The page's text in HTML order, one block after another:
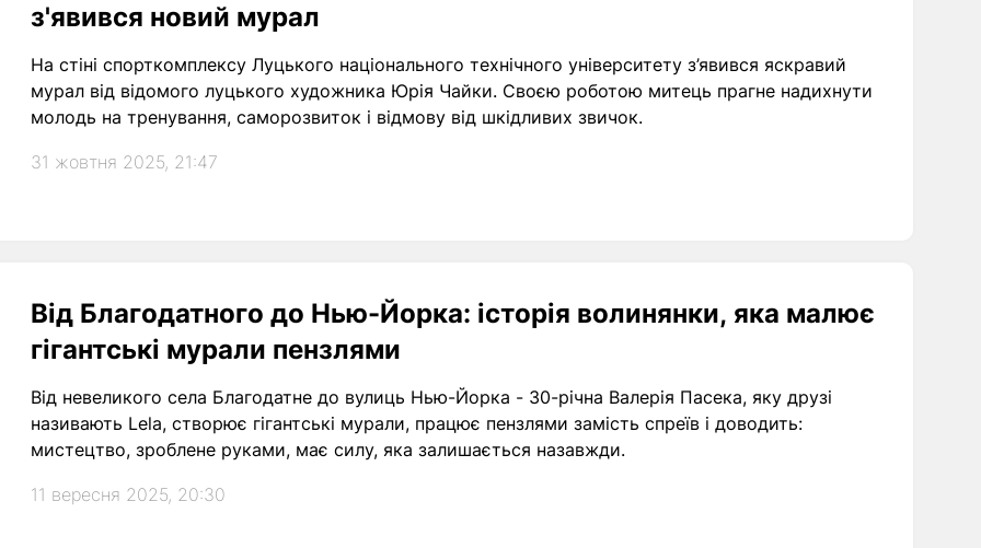
з'явився новий мурал
На стіні спорткомплексу Луцького національного технічного університету з’явився яскравий
мурал від відомого луцького художника Юрія Чайки. Своєю роботою митець прагне надихнути
молодь на тренування, саморозвиток і відмову від шкідливих звичок.
31 жовтня 2025, 21:47
Від Благодатного до Нью-Йорка: історія волинянки, яка малює
гігантські мурали пензлями
Від невеликого села Благодатне до вулиць Нью-Йорка - 30-річна Валерія Пасека, яку друзі
називають Lela, створює гігантські мурали, працює пензлями замість спреїв і доводить:
мистецтво, зроблене руками, має силу, яка залишається назавжди.
11 вересня 2025, 20:30